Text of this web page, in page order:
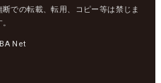
での転載、転用、コピー等は禁じま
Net